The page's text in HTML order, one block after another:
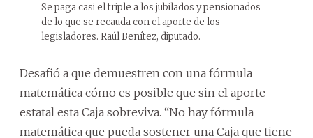
Se paga casi el triple a los jubilados y pensionados
de lo que se recauda con el aporte de los
legisladores. Raúl Benítez, diputado.
Desafió a que demuestren con una fórmula
matemática cómo es posible que sin el aporte
estatal esta Caja sobreviva. “No hay fórmula
matemática que pueda sostener una Caja que tiene